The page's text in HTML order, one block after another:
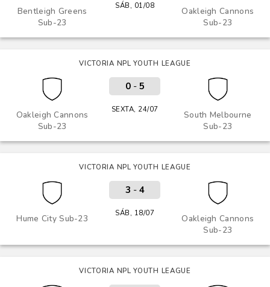
Bentleigh Greens
Sub-23
Oakleigh Cannons
Sub-23
SÁB, 01/08
VICTORIA NPL YOUTH LEAGUE
Oakleigh Cannons
Sub-23
South Melbourne
Sub-23
0- 5
SEXTA, 24/07
VICTORIA NPL YOUTH LEAGUE
Hume City Sub-23
Oakleigh Cannons
Sub-23
3 - 4
SÁB, 18/07
VICTORIA NPL YOUTH LEAGUE